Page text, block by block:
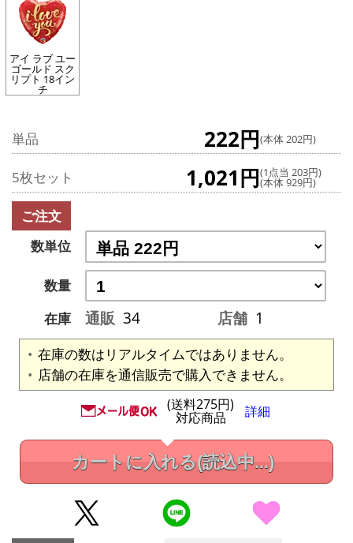
アイ ラブ ユー
ゴールド スク
リプト 18イン
チ
単品 222円(本体 202円)
5枚セット 1,021円(1点当 203円)
(本体 929円)
ご注文
数単位
数量
在庫
通販 34 店舗 1
在庫の数はリアルタイムではありません。
店舗の在庫を通信販売で購入できません。
(送料275円)
対応商品 詳細
カートに入れる(読込中...)